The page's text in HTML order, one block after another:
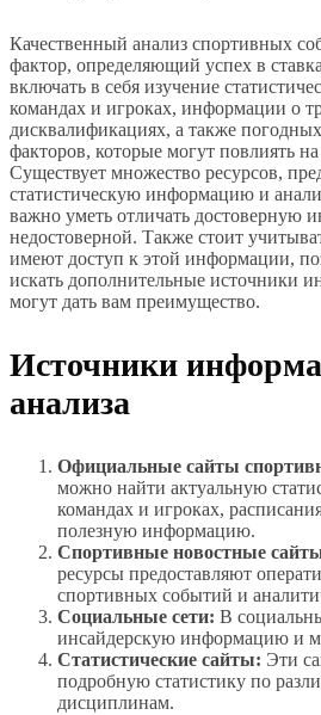
Качественный анализ спортивных
фактор, определяющий успех в
включать в себя изучение
командах и игроках, информации о
дисквалификациях, а также
факторов, которые могут повлиять
Существует множество ресурсов,
статистическую информацию и
важно уметь отличать достоверную
недостоверной. Также стоит
имеют доступ к этой информации,
искать дополнительные источники
могут дать вам преимущество.
Источники
анализа
Официальные сайты
можно найти актуальную
командах и игроках,
полезную информацию.
Спортивные новостные
ресурсы предоставляют
спортивных событий и
Социальные сети: В
инсайдерскую информацию и
Статистические сайты: Эти
подробную статистику по
дисциплинам.